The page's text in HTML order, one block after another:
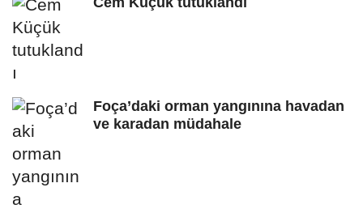
Foça’daki orman yangınına havadan
ve karadan müdahale